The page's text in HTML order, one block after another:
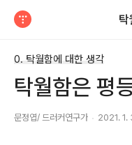
탁
0. 탁월함에 대한 생각
탁월함은 평
문정엽/ 드러커연구가 2021. 1.